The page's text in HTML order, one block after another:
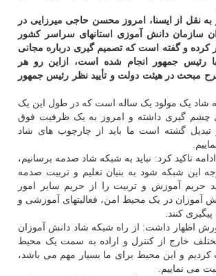
به نقل از ایسنا، امروز محسن حاجی میرزایی در
سازمان دانش آموزی استانهای سراسر کشور
کرده و گفته است که تصمیم گیری درباره مجانی
رئیس جمهور انجام شده است، ازاین رو هر
مبحث در هیئت دولت و تأیید نظر رئیس جمهور
شاد یک مولود یک ساله است که در طول این یک
چشم گیری داشته و امروز به یک ظرفیت فوق
تبدیل گشته است ما باید از چارچوب های شاد
تاکید کرد: نباید به شبکه شاد صدمه برسانیم،
این شبکه شود به بنیان تعلیم و تربیت صدمه
حریم آموزش و تربیت را از حریم سایر امور
آموزان در یک محیط امن، فعالیتهای آموزشی و
کنند.
اظهار داشت: از راه شبکه شاد دانش آموزان
خارج از کنترل و اراده به سمت یک محیط
کردیم و این محیط برای ما بسیار مهم می باشد،
می نماییم.